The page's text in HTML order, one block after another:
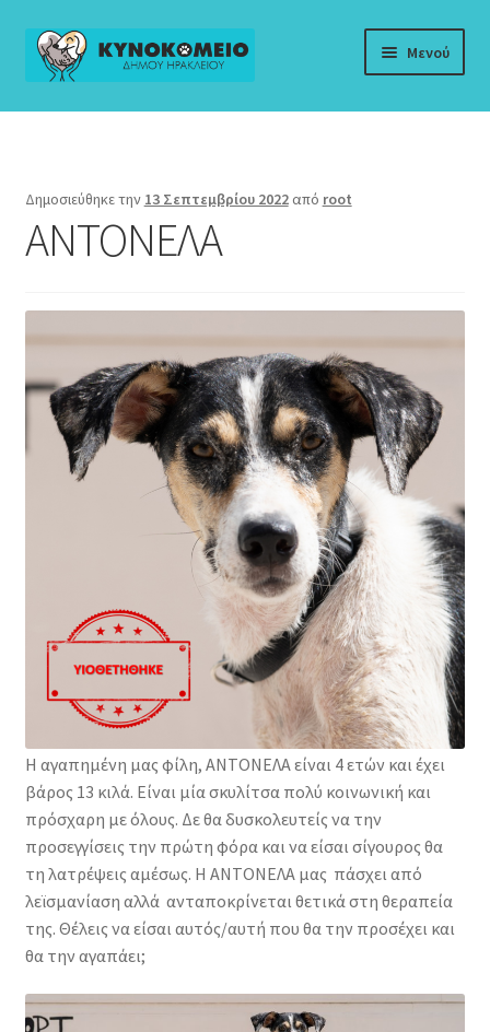
Απευθείας
μετάβαση
Μετάβαση
Μενού
Αρχική
Αρχείο
Κυνοκομείο
Νομοθεσία
Φιλοζωικά Σωματεία
Δημοσιεύθηκε την 13 Σεπτεμβρίου 2022 από root
ΑΝΤΟΝΕΛΑ
Η αγαπημένη μας φίλη, ΑΝΤΟΝΕΛΑ είναι 4 ετών και έχει
βάρος 13 κιλά. Είναι μία σκυλίτσα πολύ κοινωνική και
πρόσχαρη με όλους. Δε θα δυσκολευτείς να την
προσεγγίσεις την πρώτη φόρα και να είσαι σίγουρος θα
τη λατρέψεις αμέσως. Η ΑΝΤΟΝΕΛΑ μας πάσχει από
λεϊσμανίαση αλλά ανταποκρίνεται θετικά στη θεραπεία
της. Θέλεις να είσαι αυτός/αυτή που θα την προσέχει και
θα την αγαπάει;